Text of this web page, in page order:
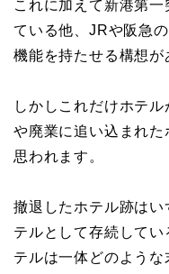
これに加えて新港第
ている他、JRや阪急
機能を持たせる構想が
しかしこれだけホテ
や廃業に追い込まれ
思われます。
撤退したホテル跡は
テルとして存続して
テルは一体どのような